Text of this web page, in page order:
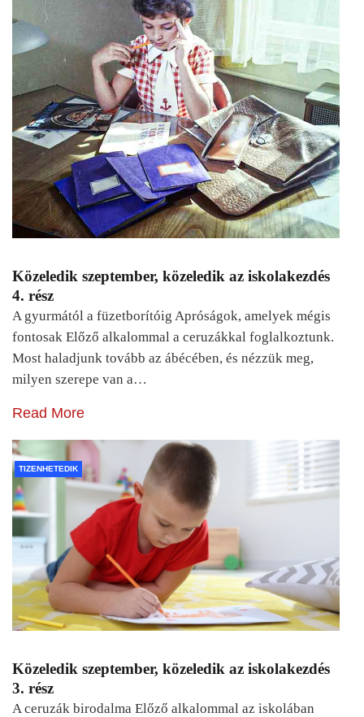
Közeledik szeptember, közeledik az iskolakezdés
4. rész
A gyurmától a füzetborítóig Apróságok, amelyek mégis
fontosak Előző alkalommal a ceruzákkal foglalkoztunk.
Most haladjunk tovább az ábécében, és nézzük meg,
milyen szerepe van a…
Read More
TIZENHETEDIK
Közeledik szeptember, közeledik az iskolakezdés
3. rész
A ceruzák birodalma Előző alkalommal az iskolában